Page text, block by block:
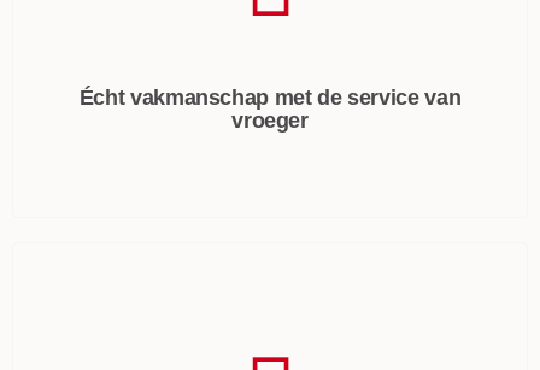
Écht vakmanschap met de service van
vroeger